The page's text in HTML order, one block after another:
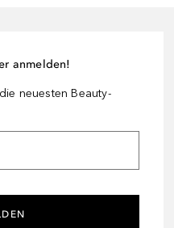
anmelden!
neuesten Beauty-